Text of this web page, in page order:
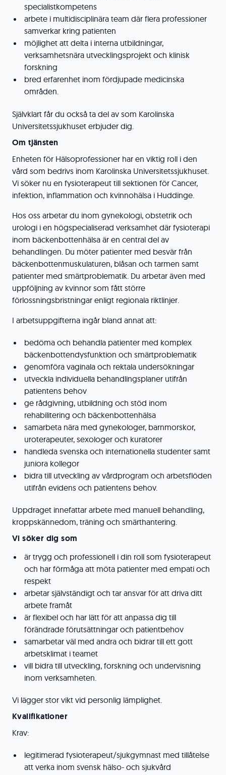
specialistkompetens
arbete i multidisciplinära team där flera professioner
samverkar kring patienten
möjlighet att delta i interna utbildningar,
verksamhetsnära utvecklingsprojekt och klinisk
forskning
bred erfarenhet inom fördjupade medicinska
områden.
Självklart får du också ta del av som Karolinska
Universitetssjukhuset erbjuder dig.
Om tjänsten
Enheten för Hälsoprofessioner har en viktig roll i den
vård som bedrivs inom Karolinska Universitetssjukhuset.
Vi söker nu en fysioterapeut till sektionen för Cancer,
infektion, inflammation och kvinnohälsa i Huddinge.
Hos oss arbetar du inom gynekologi, obstetrik och
urologi i en högspecialiserad verksamhet där fysioterapi
inom bäckenbottenhälsa är en central del av
behandlingen. Du möter patienter med besvär från
bäckenbottenmuskulaturen, blåsan och tarmen samt
patienter med smärtproblematik. Du arbetar även med
uppföljning av kvinnor som fått större
förlossningsbristningar enligt regionala riktlinjer.
I arbetsuppgifterna ingår bland annat att:
bedöma och behandla patienter med komplex
bäckenbottendysfunktion och smärtproblematik
genomföra vaginala och rektala undersökningar
utveckla individuella behandlingsplaner utifrån
patientens behov
ge rådgivning, utbildning och stöd inom
rehabilitering och bäckenbottenhälsa
samarbeta nära med gynekologer, barnmorskor,
uroterapeuter, sexologer och kuratorer
handleda svenska och internationella studenter samt
juniora kollegor
bidra till utveckling av vårdprogram och arbetsflöden
utifrån evidens och patientens behov.
Uppdraget innefattar arbete med manuell behandling,
kroppskännedom, träning och smärthantering.
Vi söker dig som
är trygg och professionell i din roll som fysioterapeut
och har förmåga att möta patienter med empati och
respekt
arbetar självständigt och tar ansvar för att driva ditt
arbete framåt
är flexibel och har lätt för att anpassa dig till
förändrade förutsättningar och patientbehov
samarbetar väl med andra och bidrar till ett gott
arbetsklimat i teamet
vill bidra till utveckling, forskning och undervisning
inom verksamheten.
Vi lägger stor vikt vid personlig lämplighet.
Kvalifikationer
Krav:
legitimerad fysioterapeut/sjukgymnast med tillåtelse
att verka inom svensk hälso- och sjukvård